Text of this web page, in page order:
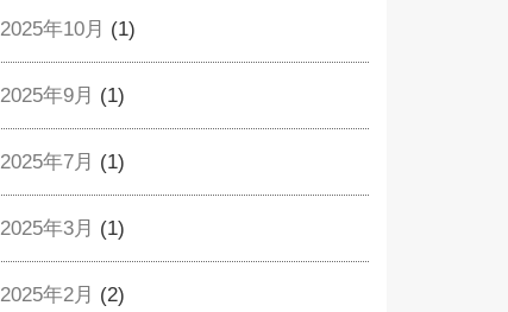
2025年10月 (1)
2025年9月 (1)
2025年7月 (1)
2025年3月 (1)
2025年2月 (2)